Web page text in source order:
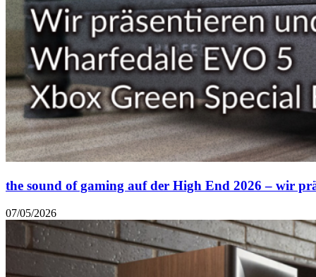
the sound of gaming auf der High End 2026 – wir
07/05/2026